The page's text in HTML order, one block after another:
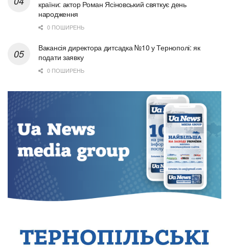
країни: актор Роман Ясіновський святкує день
народження
0 ПОШИРЕНЬ
Вакансія директора дитсадка №10 у Тернополі: як
подати заявку
0 ПОШИРЕНЬ